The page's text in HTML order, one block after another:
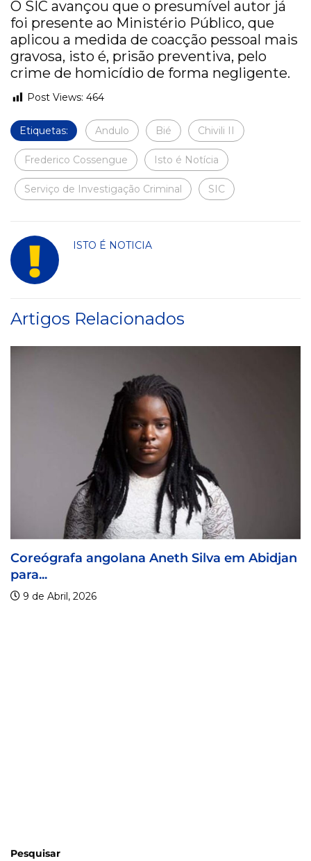
O SIC avançou que o presumível autor já
foi presente ao Ministério Público, que
aplicou a medida de coacção pessoal mais
gravosa, isto é, prisão preventiva, pelo
crime de homicídio de forma negligente.
Post Views: 464
Etiquetas: Andulo Bié Chivili II
Frederico Cossengue Isto é Notícia
Serviço de Investigação Criminal SIC
ISTO É NOTICIA
Artigos Relacionados
angolana Aneth Silva em Abidjan
9 de Abril, 2026
Pesquisar